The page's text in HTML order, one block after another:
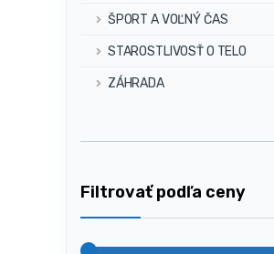
ŠPORT A VOĽNÝ ČAS
STAROSTLIVOSŤ O TELO
ZÁHRADA
Filtrovať podľa ceny